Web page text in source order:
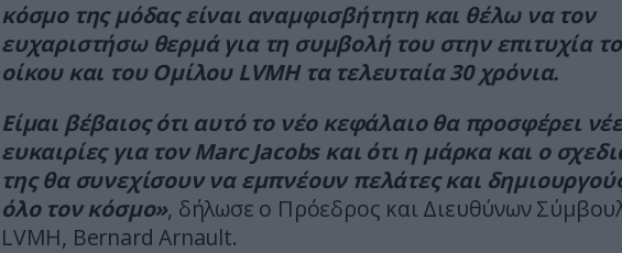
κόσμο της μόδας είναι αναμφισβήτητη και θέλω να τον
ευχαριστήσω θερμά για τη συμβολή του στην επιτυχία
οίκου και του Ομίλου LVMH τα τελευταία 30 χρόνια.
Είμαι βέβαιος ότι αυτό το νέο κεφάλαιο θα προσφέρει
ευκαιρίες για τον Marc Jacobs και ότι η μάρκα και ο
της θα συνεχίσουν να εμπνέουν πελάτες και
όλο τον κόσμο», δήλωσε ο Πρόεδρος και Διευθύνων
LVMH, Bernard Arnault.